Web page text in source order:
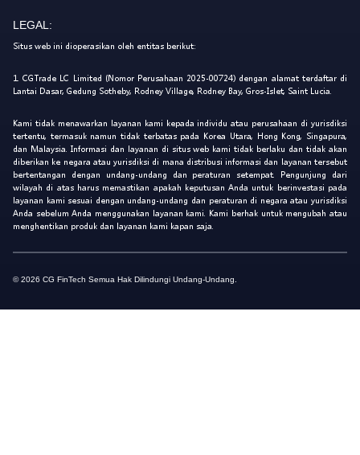
LEGAL:
Situs web ini dioperasikan oleh entitas berikut:
1. CGTrade LC Limited (Nomor Perusahaan 2025-00724) dengan alamat terdaftar di
Lantai Dasar, Gedung Sotheby, Rodney Village, Rodney Bay, Gros-Islet, Saint Lucia.
Kami tidak menawarkan layanan kami kepada individu atau perusahaan di yurisdiksi
tertentu, termasuk namun tidak terbatas pada Korea Utara, Hong Kong, Singapura,
dan Malaysia. Informasi dan layanan di situs web kami tidak berlaku dan tidak akan
diberikan ke negara atau yurisdiksi di mana distribusi informasi dan layanan tersebut
bertentangan dengan undang-undang dan peraturan setempat. Pengunjung dari
wilayah di atas harus memastikan apakah keputusan Anda untuk berinvestasi pada
layanan kami sesuai dengan undang-undang dan peraturan di negara atau yurisdiksi
Anda sebelum Anda menggunakan layanan kami. Kami berhak untuk mengubah atau
menghentikan produk dan layanan kami kapan saja.
© 2026 CG FinTech Semua Hak Dilindungi Undang-Undang.